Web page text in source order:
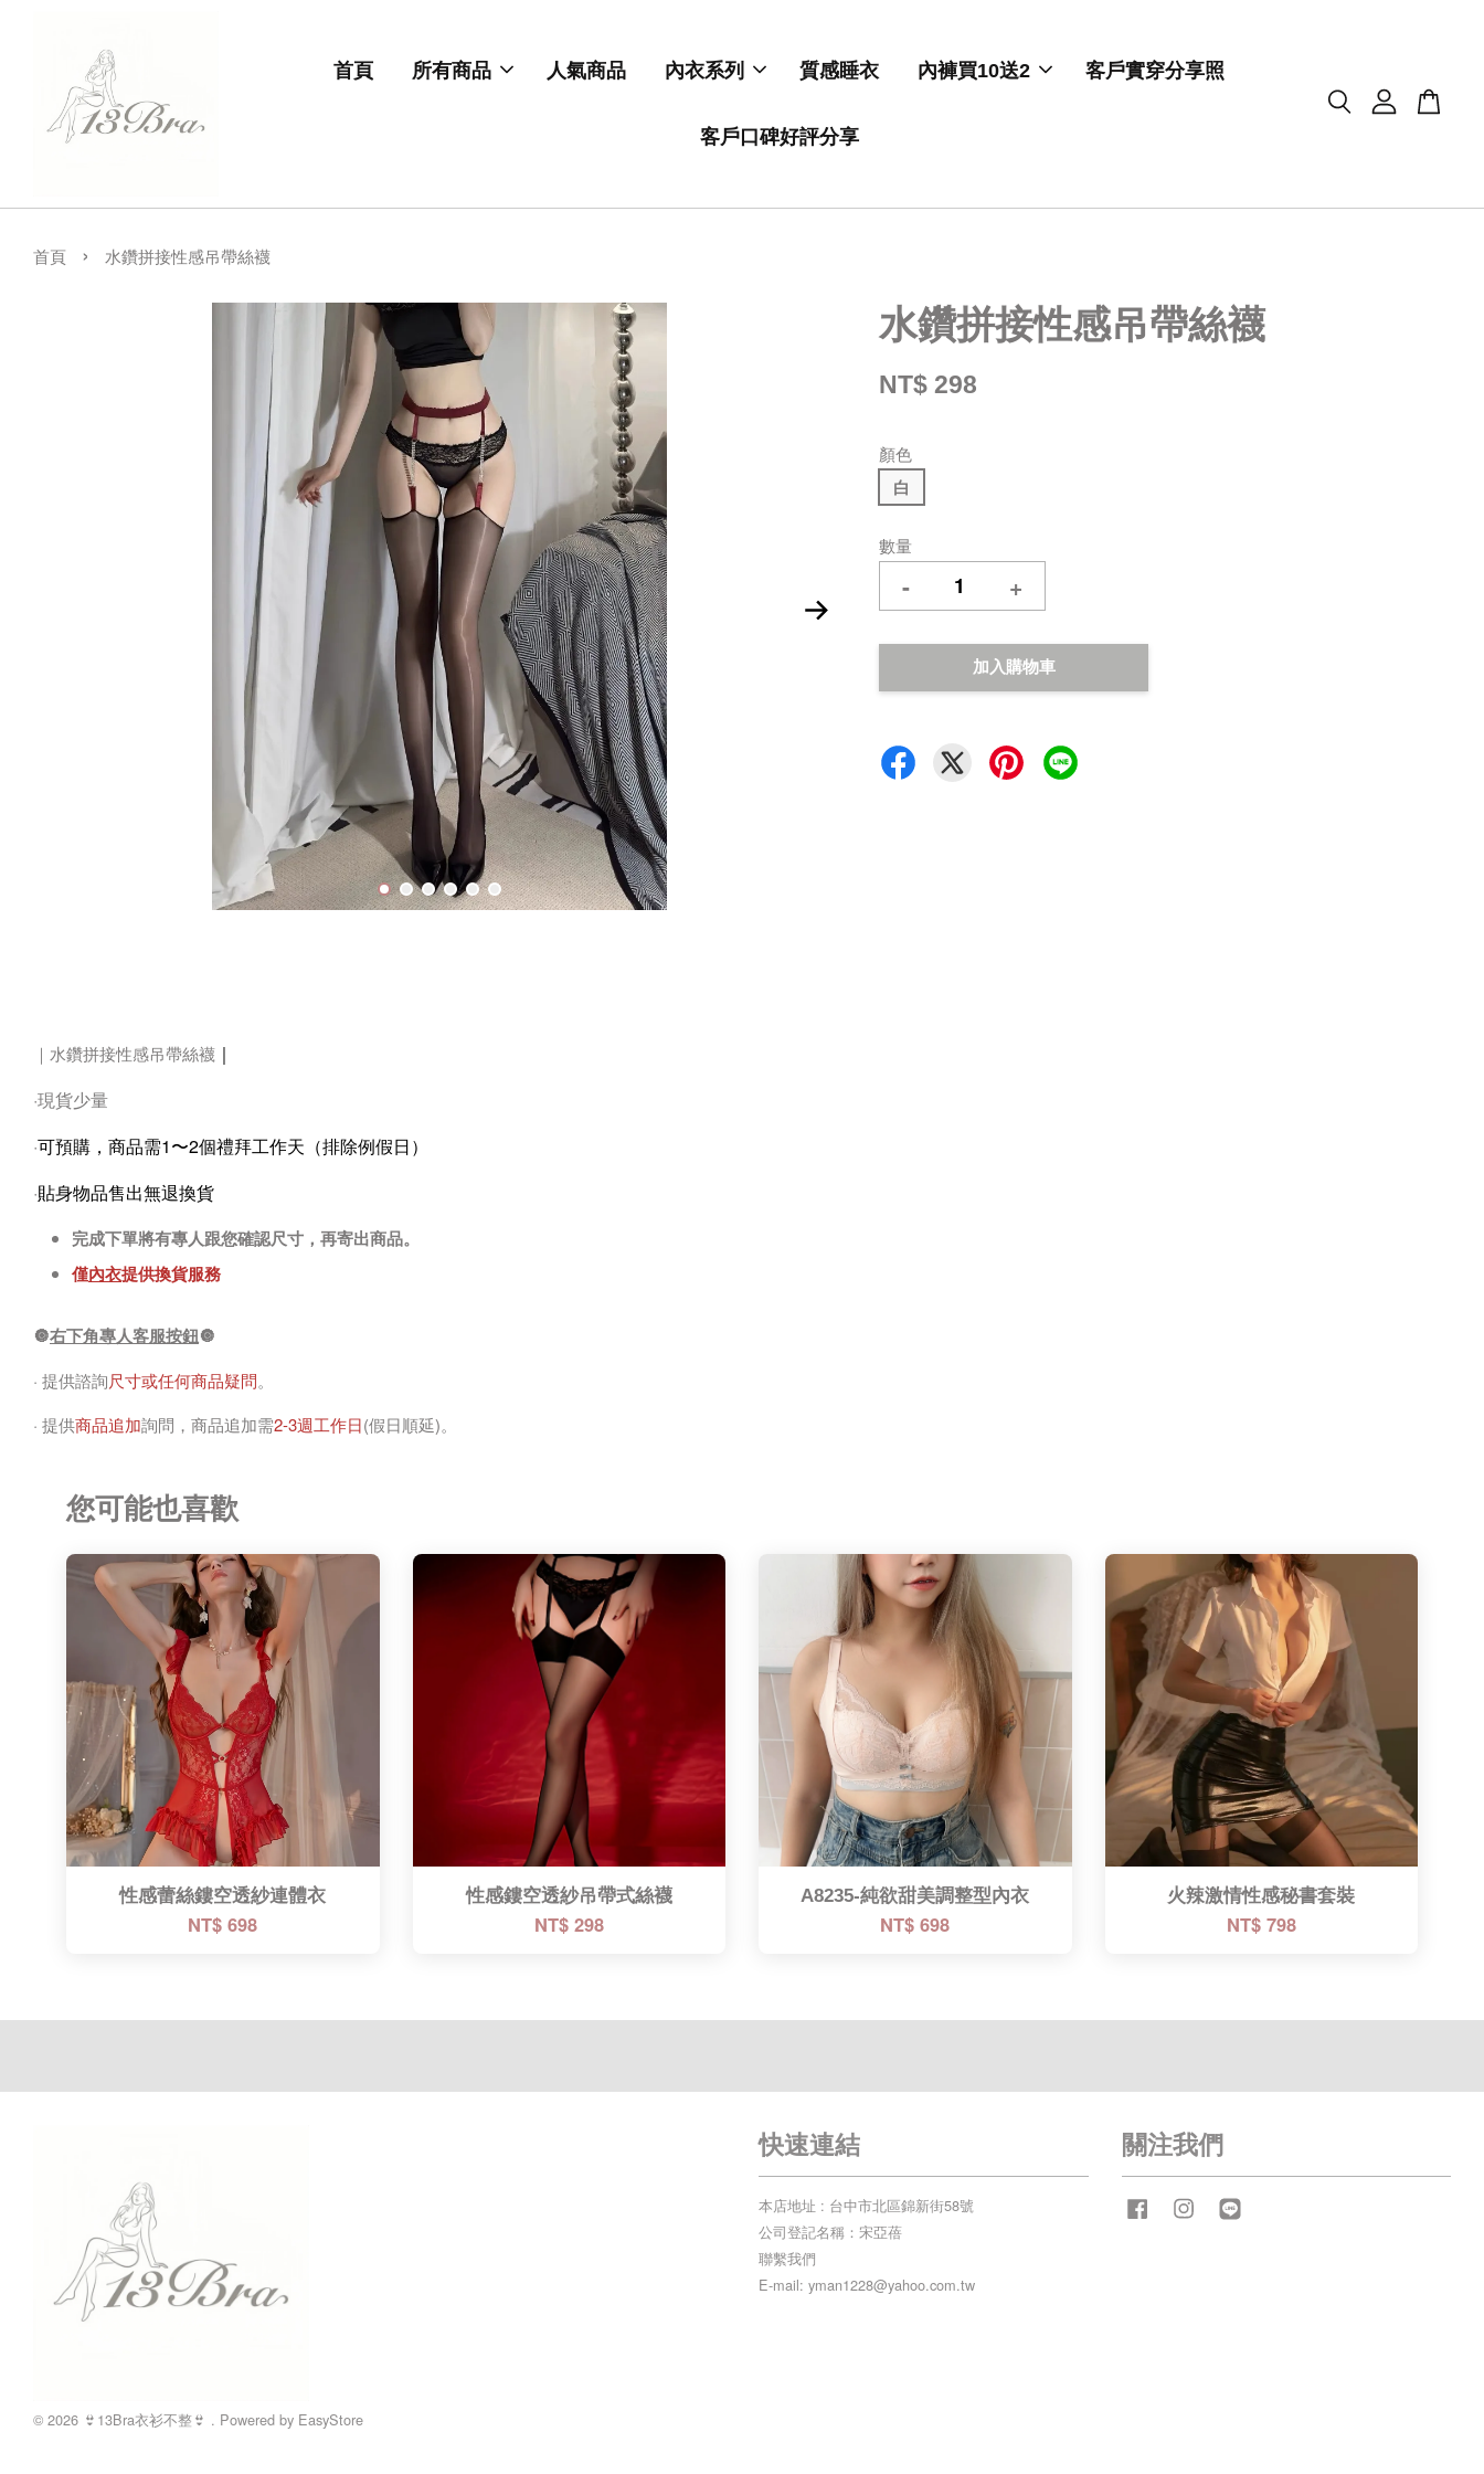
首頁 所有商品 人氣商品 內衣系列 質感睡衣 內褲買10送2 客戶實穿分享照
客戶口碑好評分享
首頁 › 水鑽拼接性感吊帶絲襪
水鑽拼接性感吊帶絲襪
NT$ 298
顏色
白
數量
- +
加入購物車
｜水鑽拼接性感吊帶絲襪 ｜
·現貨少量
·可預購，商品需1〜2個禮拜工作天（排除例假日）
·貼身物品售出無退換貨
完成下單將有專人跟您確認尺寸，再寄出商品。
僅內衣提供換貨服務
🔘右下角專人客服按鈕🔘
· 提供諮詢尺寸或任何商品疑問。
· 提供商品追加詢問，商品追加需2-3週工作日(假日順延)。
您可能也喜歡
性感蕾絲鏤空透紗連體衣
NT$ 698
性感鏤空透紗吊帶式絲襪
NT$ 298
A8235-純欲甜美調整型內衣
NT$ 698
火辣激情性感秘書套裝
NT$ 798
© 2026 👙13Bra衣衫不整👙 . Powered by EasyStore
快速連結
本店地址 : 台中市北區錦新街58號
公司登記名稱：宋亞蓓
聯繫我們
E-mail: yman1228@yahoo.com.tw
關注我們
Facebook Instagram